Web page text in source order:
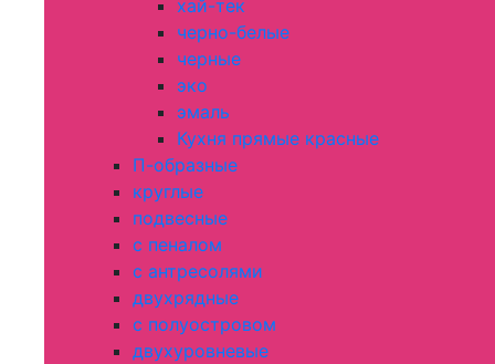
хай-тек
черно-белые
черные
эко
эмаль
Кухня прямые красные
П-образные
круглые
подвесные
с пеналом
с антресолями
двухрядные
с полуостровом
двухуровневые